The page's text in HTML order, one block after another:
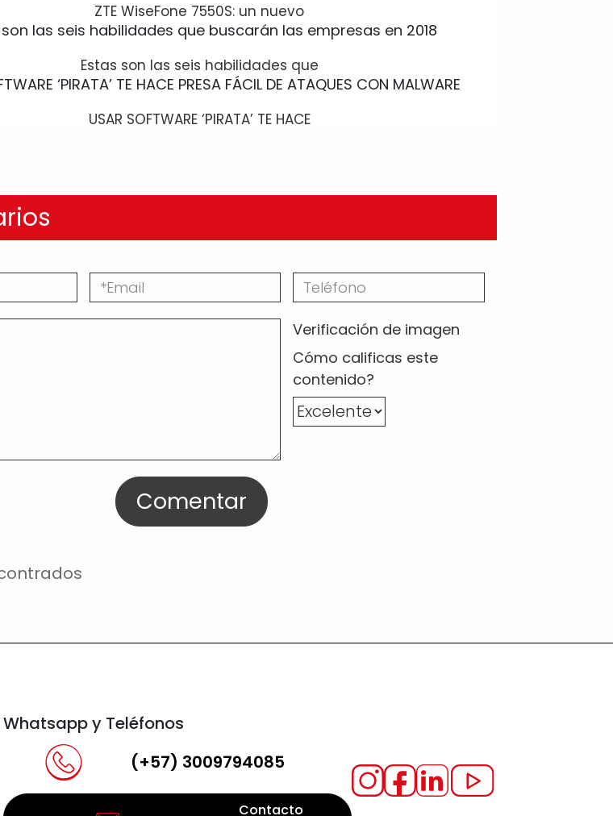
ZTE WiseFone 7550S: un nuevo
Estas son las seis habilidades que
USAR SOFTWARE ‘PIRATA’ TE HACE
Verificación de imagen
Cómo calificas este
contenido?
Comentar
Whatsapp y Teléfonos
(+57) 3009794085
Contacto